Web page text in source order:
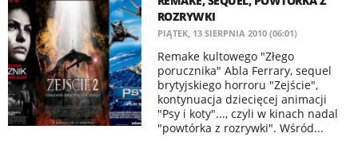
ROZRYWKI
PIĄTEK, 13 SIERPNIA 2010 (06:01)
Remake kultowego "Złego
porucznika" Abla Ferrary, sequel
brytyjskiego horroru "Zejście",
kontynuacja dziecięcej animacji
"Psy i koty"..., czyli w kinach nadal
"powtórka z rozrywki". Wśród...